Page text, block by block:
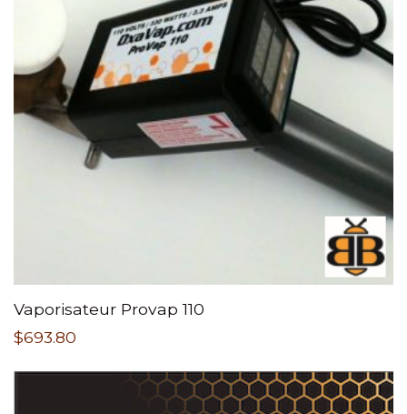
Vaporisateur Provap 110
$693.80